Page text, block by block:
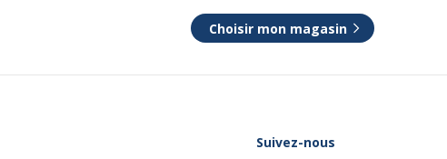
Choisir mon magasin
Suivez-nous